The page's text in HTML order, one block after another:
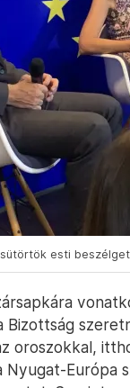
esti
Bizottság
oroszokkal,
Nyugat-